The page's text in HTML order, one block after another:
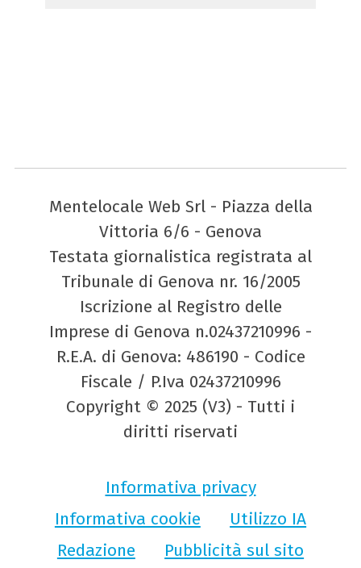
Mentelocale Web Srl - Piazza della
Vittoria 6/6 - Genova
Testata giornalistica registrata al
Tribunale di Genova nr. 16/2005
Iscrizione al Registro delle
Imprese di Genova n.02437210996 -
R.E.A. di Genova: 486190 - Codice
Fiscale / P.Iva 02437210996
Copyright © 2025 (V3) - Tutti i
diritti riservati
Informativa privacy
Informativa cookie
Utilizzo IA
Redazione
Pubblicità sul sito